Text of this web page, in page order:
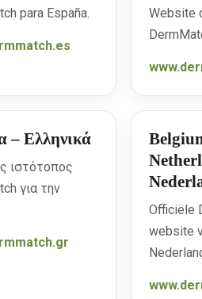
para España.
Website
– Ελληνικά
ιστότοπος
για την
Officiële
website